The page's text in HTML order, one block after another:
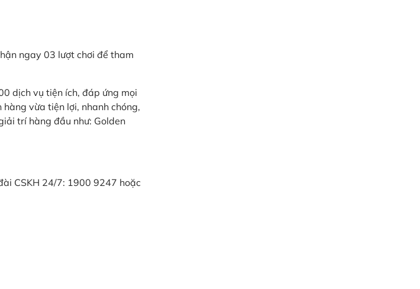
ngay 03 lượt chơi để tham
dịch vụ tiện ích, đáp ứng mọi
vừa tiện lợi, nhanh chóng,
trí hàng đầu như: Golden
CSKH 24/7: 1900 9247 hoặc